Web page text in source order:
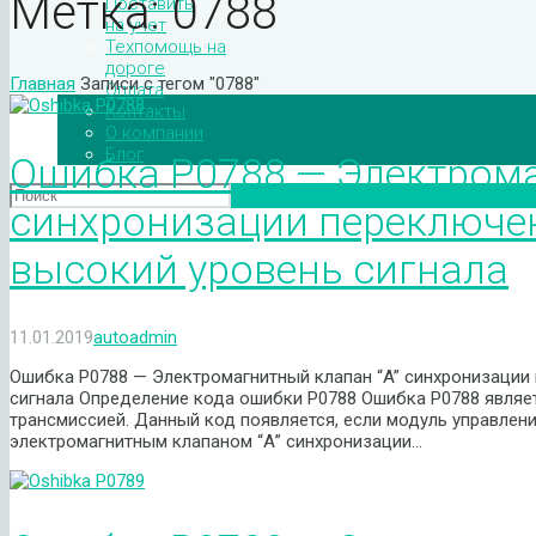
на учет
Техпомощь на
дороге
Оплата
Контакты
О компании
Блог
Метка:0788
Главная Записи с тегом "0788"
Ошибка P0788 —
синхронизации
высокий уровень сигнала
11.01.2019autoadmin
Ошибка P0788 — Электромагнитный клапан “A”
сигнала Определение кода ошибки P0788 Ошибка P0788
трансмиссией. Данный код появляется, если модуль
электромагнитным клапаном “А” синхронизации…